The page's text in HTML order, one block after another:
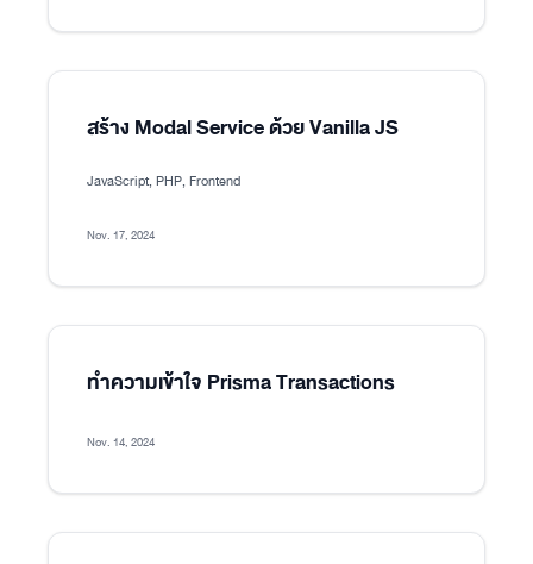
สร้าง Modal Service ด้วย Vanilla JS
JavaScript, PHP, Frontend
Nov. 17, 2024
ทำความเข้าใจ Prisma Transactions
Nov. 14, 2024